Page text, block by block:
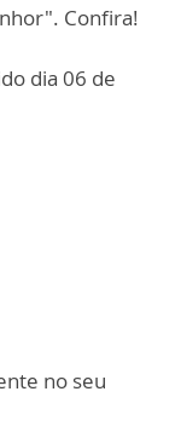
Confira!
dia 06 de
no seu